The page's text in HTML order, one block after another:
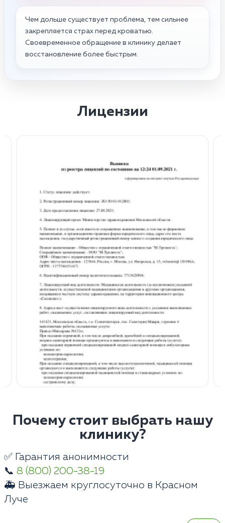
Чем дольше существует проблема, тем сильнее
закрепляется страх перед кроватью.
Своевременное обращение в клинику делает
восстановление более быстрым.
Лицензии
Почему стоит выбрать нашу
клинику?
✅ Гарантия анонимности
📞 8 (800) 200-38-19
🚑 Выезжаем круглосуточно в Красном
Луче